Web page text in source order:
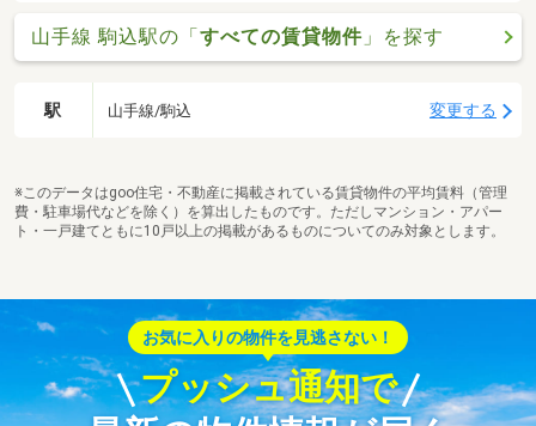
山手線 駒込駅の「すべての賃貸物件 」を探す
駅 山手線/駒込 変更する
※このデータはgoo住宅・不動産に掲載されている賃貸物件の平均賃料（管理
費・駐車場代などを除く）を算出したものです。ただしマンション・アパー
ト・一戸建てともに10戸以上の掲載があるものについてのみ対象とします。
お気に入りの物件を見逃さない！
プッシュ通知で